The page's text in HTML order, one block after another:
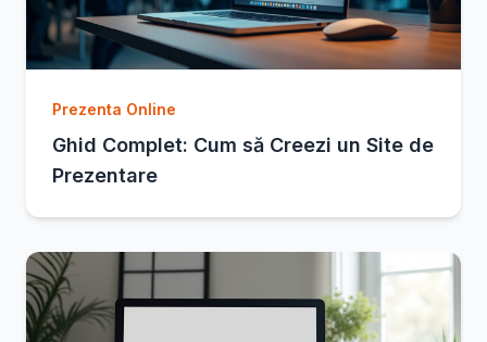
Prezenta Online
Ghid Complet: Cum să Creezi un Site de
Prezentare